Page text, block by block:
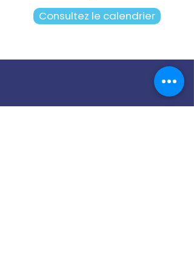
Consultez le calendrier